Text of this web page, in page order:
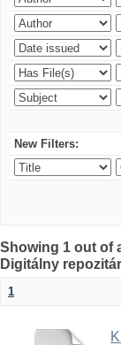
New Filters:
Showing 1 out of
Digitálny
1